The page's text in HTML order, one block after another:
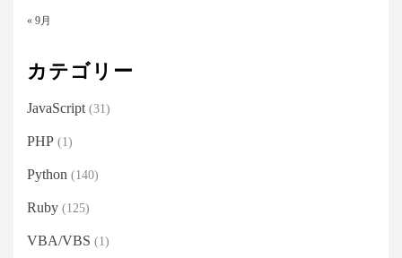
« 9月
カテゴリー
JavaScript (31)
PHP (1)
Python (140)
Ruby (125)
VBA/VBS (1)